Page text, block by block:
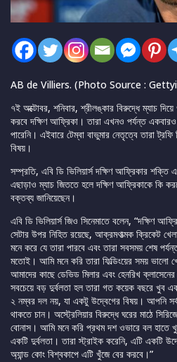
AB de Villiers. (Photo Source :
৭ই অক্টোবর, শনিবার, শ্রীলঙ্কার বিরুদ্ধে ম্যাচ
করবে দক্ষিণ আফ্রিকা। তারা এখনও পর্যন্ত
পারেনি। এইবারে টেম্বা বাভুমার নেতৃত্বে তারা
বিষয়।
সম্প্রতি, এবি ডি ভিলিয়ার্স দক্ষিণ আফ্রিকার শক্তি
এছাড়াও ম্যাচ জিততে হলে দক্ষিণ আফ্রিকাকে কি
বক্তব্য জানিয়েছেন।
এবি ডি ভিলিয়ার্স জিও সিনেমাতে বলেন, “দক্ষিণ
সেটার উপর নিহিত রয়েছে, আক্রমণাত্মক ক্রিকেট
মনে করে যে তারা পারবে এবং তারা সবসময় শেষ
মতোই। আমি মনে করি তারা ফিল্ডিংয়ের সময় ভালো
আমাদের কাছে ডেভিড মিলার এবং হেনরিখ
সবচেয়ে বড় দুর্বলতা হল তারা গত কয়েক বছরে খুব
২ নম্বর দল নয়, যা একটু উদ্বেগের বিষয়। আপনি
থাকতে চান। অস্ট্রেলিয়ার বিরুদ্ধে ঘরের মাঠে
বোনাস। আমি মনে করি প্রথম দশ ওভারে বল হাতে
একটি দুর্বলতা। তারা স্ট্রাইক করেনি, এটি একটি
অ্যান্ড কোং বিশ্বকাপে এটি খুঁজে বের করবে।”